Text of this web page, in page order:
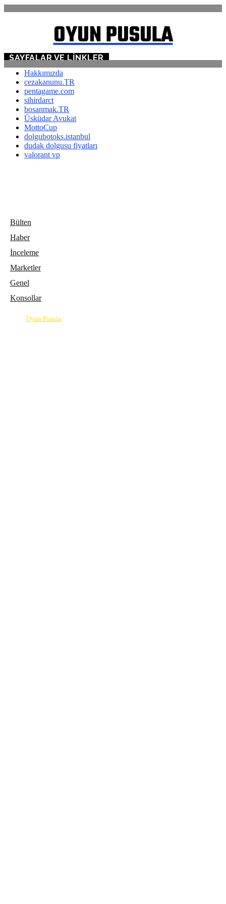
OYUN PUSULA
SAYFALAR VE LINKLER
Hakkımızda
cezakanunu.TR
pentagame.com
sihirdarct
bosanmak.TR
Üsküdar Avukat
MottoCup
dolgubotoks.istanbul
dudak dolgusu fiyatları
valorant vp
Bülten
Haber
İnceleme
Marketler
Genel
Konsollar
Oyun Pusula